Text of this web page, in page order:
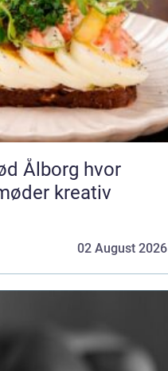
hvor
kreativ
02 August 2026